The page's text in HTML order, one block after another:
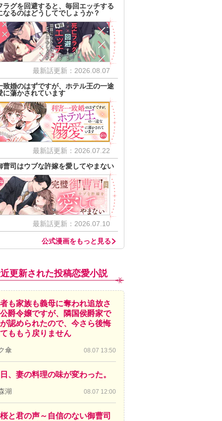
ラグを回避すると、毎回エッチする
なるのはどうしてでしょうか？
最新話更新：2026.08.07
致婚のはずですが、ホテル王の一途
に蕩かされています
最新話更新：2026.07.22
曹司はウブな許嫁を愛してやまない
最新話更新：2026.07.10
公式漫画をもっと見る
更新された投稿恋愛小説
も家族も義母に奪われ追放さ
爵令嬢ですが、隣国侯爵家で
認められたので、今さら後悔
ももう戻りません
傘 08.07 13:50
、妻の料理の味が変わった。
湖 08.07 12:00
と君の声～自信のない御曹司